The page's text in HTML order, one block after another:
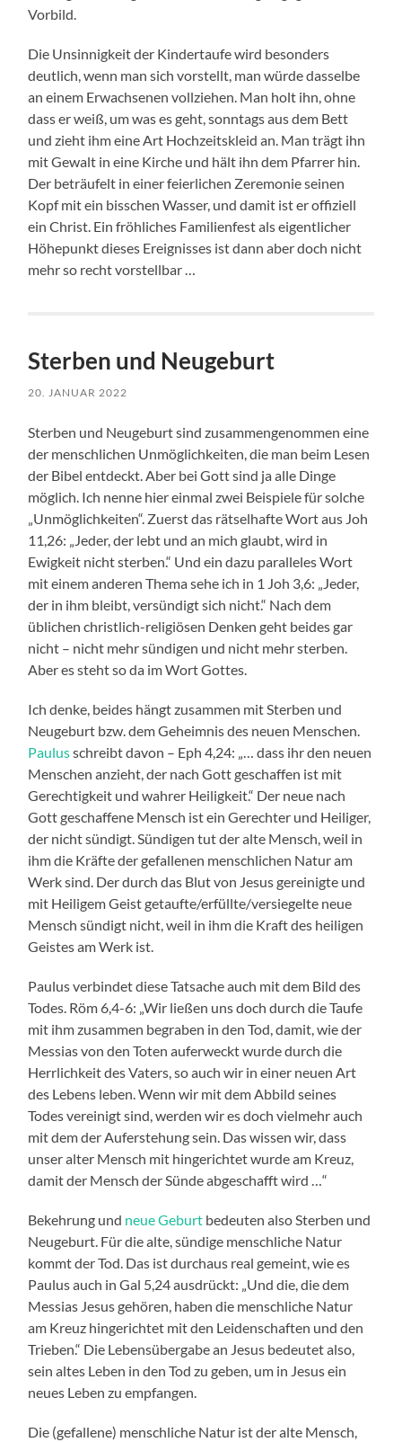
Vorbild.
Die Unsinnigkeit der Kindertaufe wird besonders
deutlich, wenn man sich vorstellt, man würde dasselbe
an einem Erwachsenen vollziehen. Man holt ihn, ohne
dass er weiß, um was es geht, sonntags aus dem Bett
und zieht ihm eine Art Hochzeitskleid an. Man trägt ihn
mit Gewalt in eine Kirche und hält ihn dem Pfarrer hin.
Der beträufelt in einer feierlichen Zeremonie seinen
Kopf mit ein bisschen Wasser, und damit ist er offiziell
ein Christ. Ein fröhliches Familienfest als eigentlicher
Höhepunkt dieses Ereignisses ist dann aber doch nicht
mehr so recht vorstellbar …
Sterben und Neugeburt
20. JANUAR 2022
Sterben und Neugeburt sind zusammengenommen eine
der menschlichen Unmöglichkeiten, die man beim Lesen
der Bibel entdeckt. Aber bei Gott sind ja alle Dinge
möglich. Ich nenne hier einmal zwei Beispiele für solche
„Unmöglichkeiten“. Zuerst das rätselhafte Wort aus Joh
11,26: „Jeder, der lebt und an mich glaubt, wird in
Ewigkeit nicht sterben.“ Und ein dazu paralleles Wort
mit einem anderen Thema sehe ich in 1 Joh 3,6: „Jeder,
der in ihm bleibt, versündigt sich nicht.“ Nach dem
üblichen christlich-religiösen Denken geht beides gar
nicht – nicht mehr sündigen und nicht mehr sterben.
Aber es steht so da im Wort Gottes.
Ich denke, beides hängt zusammen mit Sterben und
Neugeburt bzw. dem Geheimnis des neuen Menschen.
Paulusschreibt davon – Eph 4,24: „… dass ihr den neuen
Menschen anzieht, der nach Gott geschaffen ist mit
Gerechtigkeit und wahrer Heiligkeit.“ Der neue nach
Gott geschaffene Mensch ist ein Gerechter und Heiliger,
der nicht sündigt. Sündigen tut der alte Mensch, weil in
ihm die Kräfte der gefallenen menschlichen Natur am
Werk sind. Der durch das Blut von Jesus gereinigte und
mit Heiligem Geist getaufte/erfüllte/versiegelte neue
Mensch sündigt nicht, weil in ihm die Kraft des heiligen
Geistes am Werk ist.
Paulus verbindet diese Tatsache auch mit dem Bild des
Todes. Röm 6,4-6: „Wir ließen uns doch durch die Taufe
mit ihm zusammen begraben in den Tod, damit, wie der
Messias von den Toten auferweckt wurde durch die
Herrlichkeit des Vaters, so auch wir in einer neuen Art
des Lebens leben. Wenn wir mit dem Abbild seines
Todes vereinigt sind, werden wir es doch vielmehr auch
mit dem der Auferstehung sein. Das wissen wir, dass
unser alter Mensch mit hingerichtet wurde am Kreuz,
damit der Mensch der Sünde abgeschafft wird …“
Bekehrung und neue Geburt bedeuten also Sterben und
Neugeburt. Für die alte, sündige menschliche Natur
kommt der Tod. Das ist durchaus real gemeint, wie es
Paulus auch in Gal 5,24 ausdrückt: „Und die, die dem
Messias Jesus gehören, haben die menschliche Natur
am Kreuz hingerichtet mit den Leidenschaften und den
Trieben.“ Die Lebensübergabe an Jesus bedeutet also,
sein altes Leben in den Tod zu geben, um in Jesus ein
neues Leben zu empfangen.
Die (gefallene) menschliche Natur ist der alte Mensch,